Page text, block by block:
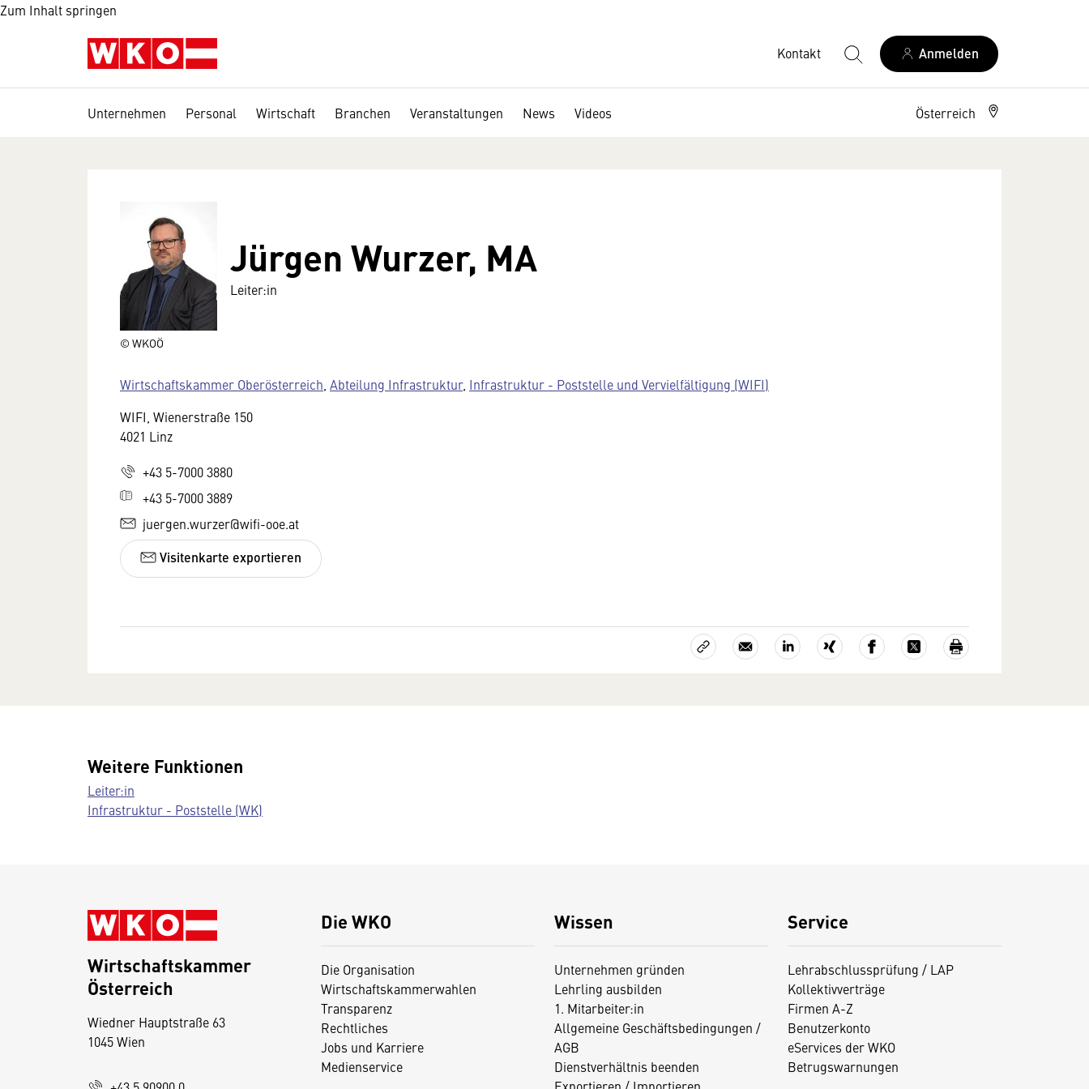
Zum Inhalt springen
Kontakt Anmelden
Unternehmen Personal Wirtschaft Branchen Veranstaltungen News Videos Österreich
© WKOÖ
Jürgen Wurzer, MA
Leiter:in
Wirtschaftskammer Oberösterreich Abteilung Infrastruktur, Infrastruktur - Poststelle und Vervielfältigung (WIFI)
WIFI, Wienerstraße 150
4021 Linz
+43 5-7000 3880
+43 5-7000 3889
juergen.wurzer@wifi-ooe.at
Visitenkarte exportieren
Weitere Funktionen
Leiter:in
Infrastruktur - Poststelle (WK)
Die WKO
Die Organisation
Wirtschaftskammerwahlen
Transparenz
Rechtliches
Jobs und Karriere
Medienservice
Wissen
Unternehmen gründen
Lehrling ausbilden
1. Mitarbeiter:in
Allgemeine Geschäftsbedingungen /
AGB
Dienstverhältnis beenden
Service
Lehrabschlussprüfung / LAP
Kollektivverträge
Firmen A-Z
Benutzerkonto
eServices der WKO
Betrugswarnungen
Wirtschaftskammer
Österreich
Wiedner Hauptstraße 63
1045 Wien